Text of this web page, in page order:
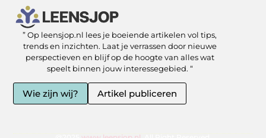
” Op leensjop.nl lees je boeiende artikelen vol tips,
trends en inzichten. Laat je verrassen door nieuwe
perspectieven en blijf op de hoogte van alles wat
speelt binnen jouw interessegebied. “
Wie zijn wij? Artikel publiceren